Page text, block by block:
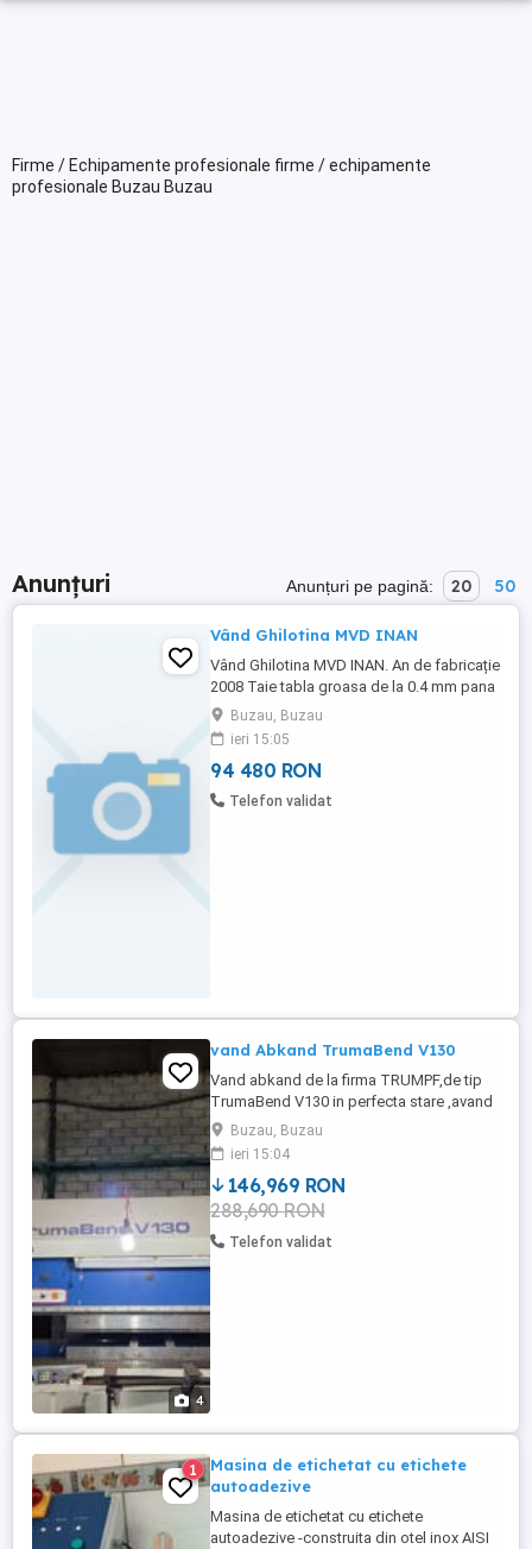
Firme / Echipamente profesionale firme / echipamente
profesionale Buzau Buzau
Anunțuri Anunțuri pe pagină: 20 50
Vând Ghilotina MVD INAN
Vând Ghilotina MVD INAN. An de fabricație
2008 Taie tabla groasa de la 0.4 mm pana
la 16mm pe o lungime de 3m Are panou
de comanda E in perfecta stare de
funcționare.
Buzau, Buzau
ieri 15:05
94 480 RON
Telefon validat
4
vand Abkand TrumaBend V130
Vand abkand de la firma TRUMPF,de tip
TrumaBend V130 in perfecta stare ,avand
doar 8356 ore de functionare.
Buzau, Buzau
ieri 15:04
146,969 RON
288,690 RON
Telefon validat
1
Masina de etichetat cu etichete
autoadezive
Masina de etichetat cu etichete
autoadezive -construita din otel inox AISI